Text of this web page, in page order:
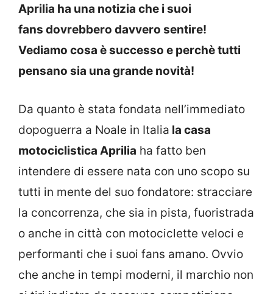
Aprilia ha una notizia che i suoi
fans dovrebbero davvero sentire!
Vediamo cosa è successo e perchè tutti
pensano sia una grande novità!
Da quanto è stata fondata nell’immediato
dopoguerra a Noale in Italia la casa
motociclistica Aprilia ha fatto ben
intendere di essere nata con uno scopo su
tutti in mente del suo fondatore: stracciare
la concorrenza, che sia in pista, fuoristrada
o anche in città con motociclette veloci e
performanti che i suoi fans amano. Ovvio
che anche in tempi moderni, il marchio non